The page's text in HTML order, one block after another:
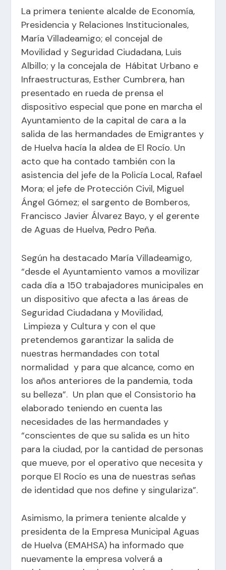
La primera teniente alcalde de Economía,
Presidencia y Relaciones Institucionales,
María Villadeamigo; el concejal de
Movilidad y Seguridad Ciudadana, Luis
Albillo; y la concejala de Hábitat Urbano e
Infraestructuras, Esther Cumbrera, han
presentado en rueda de prensa el
dispositivo especial que pone en marcha el
Ayuntamiento de la capital de cara a la
salida de las hermandades de Emigrantes y
de Huelva hacía la aldea de El Rocío. Un
acto que ha contado también con la
asistencia del jefe de la Policía Local, Rafael
Mora; el jefe de Protección Civil, Miguel
Ángel Gómez; el sargento de Bomberos,
Francisco Javier Álvarez Bayo, y el gerente
de Aguas de Huelva, Pedro Peña.
Según ha destacado María Villadeamigo,
“desde el Ayuntamiento vamos a movilizar
cada día a 150 trabajadores municipales en
un dispositivo que afecta a las áreas de
Seguridad Ciudadana y Movilidad,
Limpieza y Cultura y con el que
pretendemos garantizar la salida de
nuestras hermandades con total
normalidad y para que alcance, como en
los años anteriores de la pandemia, toda
su belleza”. Un plan que el Consistorio ha
elaborado teniendo en cuenta las
necesidades de las hermandades y
“conscientes de que su salida es un hito
para la ciudad, por la cantidad de personas
que mueve, por el operativo que necesita y
porque El Rocío es una de nuestras señas
de identidad que nos define y singulariza”.
Asimismo, la primera teniente alcalde y
presidenta de la Empresa Municipal Aguas
de Huelva (EMAHSA) ha informado que
nuevamente la empresa volverá a